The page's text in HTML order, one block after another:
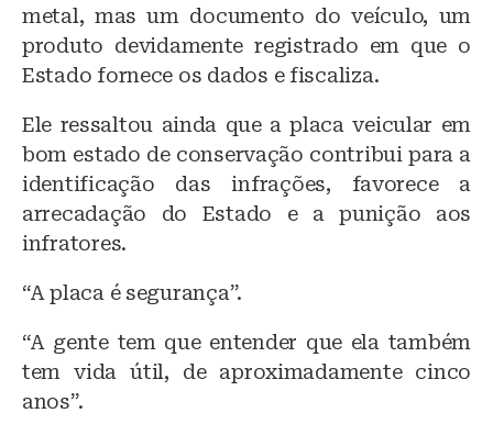
metal, mas um documento do veículo, um
produto devidamente registrado em que o
Estado fornece os dados e fiscaliza.
Ele ressaltou ainda que a placa veicular em
bom estado de conservação contribui para a
identificação das infrações, favorece a
arrecadação do Estado e a punição aos
infratores.
“A placa é segurança”.
“A gente tem que entender que ela também
tem vida útil, de aproximadamente cinco
anos”.